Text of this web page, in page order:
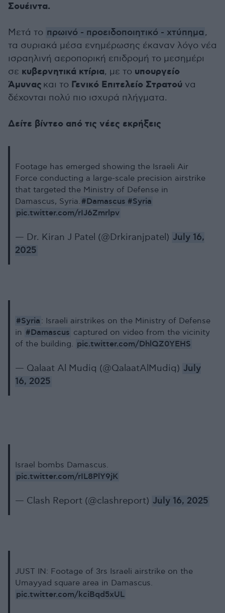
Σουέιντα.
Μετά το πρωινό - προειδοποιητικό - χτύπημα,
τα συριακά μέσα ενημέρωσης έκαναν λόγο νέα
ισραηλινή αεροπορική επιδρομή το μεσημέρι
σε κυβερνητικά κτίρια, με το υπουργείο
Άμυνας και το Γενικό Επιτελείο Στρατού να
δέχονται πολύ πιο ισχυρά πλήγματα.
Δείτε βίντεο από τις νέες εκρήξεις
Footage has emerged showing the Israeli Air
Force conducting a large-scale precision airstrike
that targeted the Ministry of Defense in
Damascus, Syria. #Damascus #Syria
pic.twitter.com/rIJ6Zmrlpv
— Dr. Kiran J Patel (@Drkiranjpatel) July 16,
2025
#Syria : Israeli airstrikes on the Ministry of Defense
in #Damascus captured on video from the vicinity
of the building. pic.twitter.com/DhlQZ0YEHS
— Qalaat Al Mudiq (@QalaatAlMudiq) July
16, 2025
Israel bombs Damascus.
pic.twitter.com/rIL8PlY9jK
— Clash Report (@clashreport) July 16, 2025
JUST IN: Footage of 3rs Israeli airstrike on the
Umayyad square area in Damascus.
pic.twitter.com/kciBqd5xUL